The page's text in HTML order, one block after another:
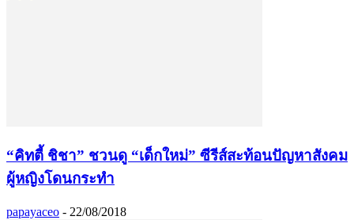
“คิทตี้ ชิชา” ชวนดู “เด็กใหม่” ซีรีส์สะท้อนปัญหาสังคม
ผู้หญิงโดนกระทำ
papayaceo - 22/08/2018